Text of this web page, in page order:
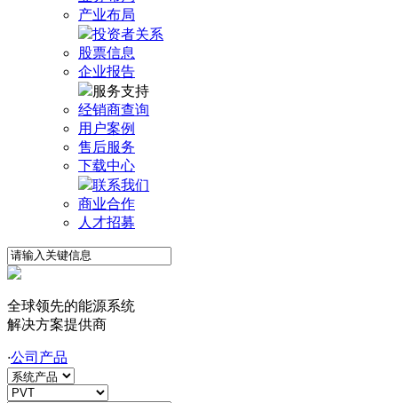
产业布局
投资者关系
股票信息
企业报告
服务支持
经销商查询
用户案例
售后服务
下载中心
联系我们
商业合作
人才招募
全球领先的能源系统
解决方案提供商
·公司产品